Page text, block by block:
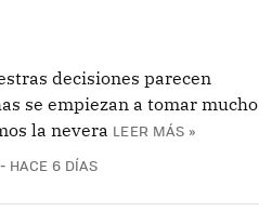
decisiones parecen
se empiezan a tomar mucho
la nevera LEER MÁS »
HACE 6 DÍAS